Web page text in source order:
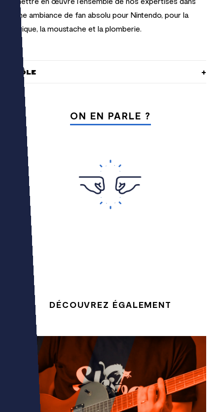
une ambiance de fan absolu pour Nintendo, pour la
brique, la moustache et la plomberie.
RÔLE
ON EN PARLE ?
DÉCOUVREZ ÉGALEMENT